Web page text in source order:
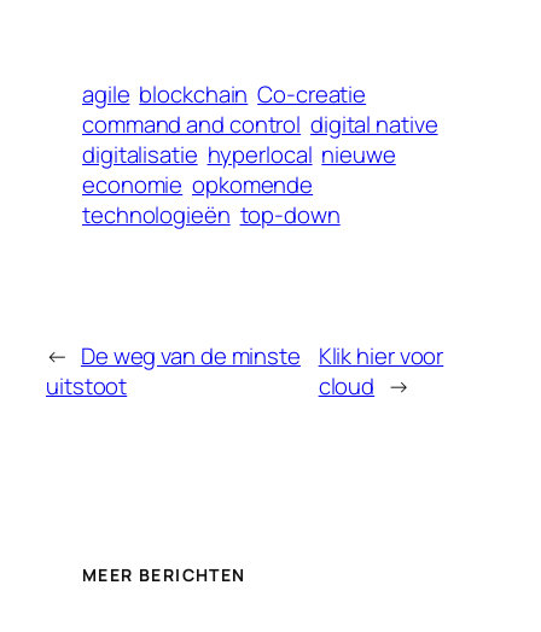
agile blockchain Co-creatie
command and control digital native
digitalisatie hyperlocal nieuwe
economie opkomende
technologieën top-down
← De weg van de minste
uitstoot
Klik hier voor
cloud →
MEER BERICHTEN